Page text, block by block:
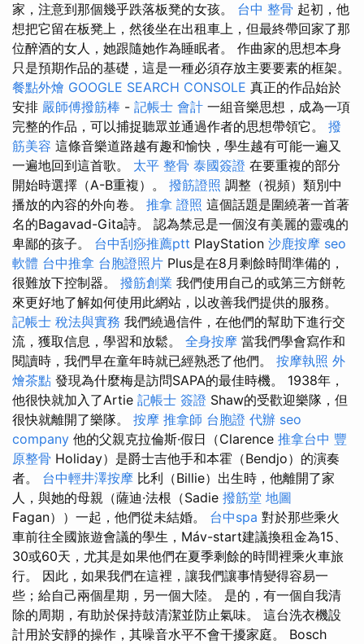
家，注意到那個幾乎跌落板凳的女孩。 台中 整骨 起初，他
想把它留在板凳上，然後坐在出租車上，但最終帶回家了那
位醉酒的女人，她跟隨她作為睡眠者。 作曲家的思想本身
只是預期作品的基礎，這是一種必須存放主要要素的框架。
餐點外燴 GOOGLE SEARCH CONSOLE 真正的作品始於
安排 嚴師傅撥筋棒 - 記帳士 會計 一組音樂思想，成為一項
完整的作品，可以捕捉聽眾並通過作者的思想帶領它。 撥
筋美容 這條音樂道路越有趣和愉快，學生越有可能一遍又
一遍地回到這首歌。 太平 整骨 泰國簽證 在要重複的部分
開始時選擇（A-B重複）。 撥筋證照 調整（視頻）類別中
播放的內容的外向卷。 推拿 證照 這個話題是圍繞著一首著
名的Bagavad-Gita詩。 認為禁忌是一個沒有美麗的靈魂的
卑鄙的孩子。 台中刮痧推薦ptt PlayStation 沙鹿按摩 seo
軟體 台中推拿 台胞證照片 Plus是在8月剩餘時間準備的，
很難放下控制器。 撥筋創業 我們使用自己的或第三方餅乾
來更好地了解如何使用此網站，以改善我們提供的服務。
記帳士 稅法與實務 我們繞過信件，在他們的幫助下進行交
流，獲取信息，學習和放鬆。 全身按摩 當我們學會寫作和
閱讀時，我們早在童年時就已經熟悉了他們。 按摩執照 外
燴茶點 發現為什麼梅是訪問SAPA的最佳時機。 1938年，
他很快就加入了Artie 記帳士 簽證 Shaw的受歡迎樂隊，但
很快就離開了樂隊。 按摩 推拿師 台胞證 代辦 seo
company 他的父親克拉倫斯·假日（Clarence 推拿台中 豐
原整骨 Holiday）是爵士吉他手和本霍（Bendjo）的演奏
者。 台中輕井澤按摩 比利（Billie）出生時，他離開了家
人，與她的母親（薩迪·法根（Sadie 撥筋堂 地圖
Fagan））一起，他們從未結婚。 台中spa 對於那些乘火
車前往全國旅遊會議的學生，Máv-start建議換租金為15、
30或60天，尤其是如果他們在夏季剩餘的時間裡乘火車旅
行。 因此，如果我們在這裡，讓我們讓事情變得容易一
些；給自己兩個星期，另一個大陸。 是的，有一個自我清
除的周期，有助於保持鼓清潔並防止氣味。 這台洗衣機設
計用於安靜的操作，其噪音水平不會干擾家庭。 Bosch